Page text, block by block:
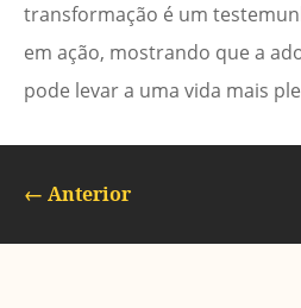
transformação é um
em ação, mostrando que a
pode levar a uma vida mais
← Anterior